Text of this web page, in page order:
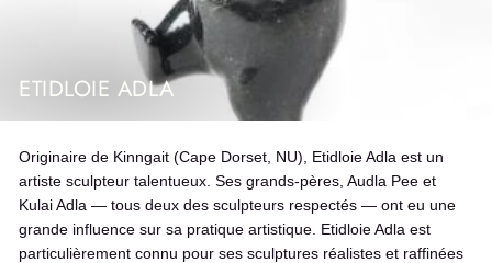
ETIDLOIE ADLA
Originaire de Kinngait (Cape Dorset, NU), Etidloie Adla est un
artiste sculpteur talentueux. Ses grands-pères, Audla Pee et
Kulai Adla — tous deux des sculpteurs respectés — ont eu une
grande influence sur sa pratique artistique. Etidloie Adla est
particulièrement connu pour ses sculptures réalistes et raffinées